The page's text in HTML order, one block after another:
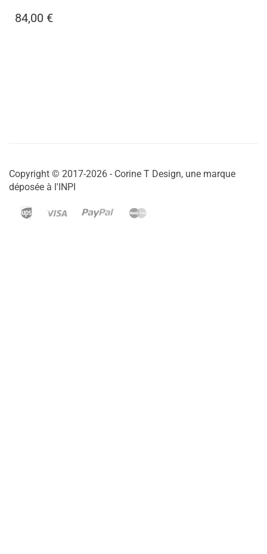
84,00 €
Copyright © 2017-2026 - Corine T Design, une marque
déposée à l'INPI